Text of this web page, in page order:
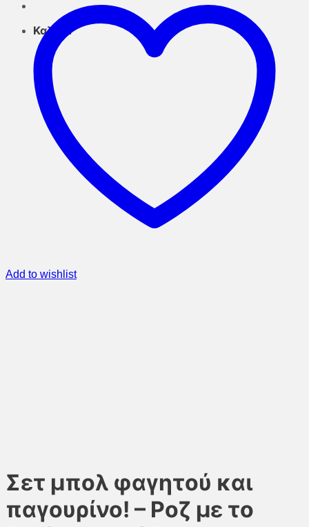
Καλάθι
Add to wishlist
Σετ μπολ φαγητού και
παγουρίνο! – Ροζ με το